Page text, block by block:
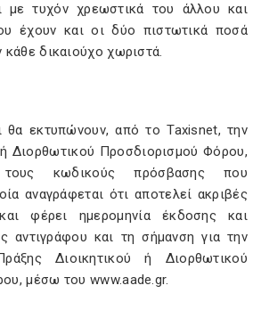
με τυχόν χρεωστικά του άλλου και
έχουν και οι δύο πιστωτικά ποσά
κάθε δικαιούχο χωριστά.
θα εκτυπώνουν, από το Taxisnet, την
Διορθωτικού Προσδιορισμού Φόρου,
τους κωδικούς πρόσβασης που
αναγράφεται ότι αποτελεί ακριβές
φέρει ημερομηνία έκδοσης και
αντιγράφου και τη σήμανση για την
Διοικητικού ή Διορθωτικού
μέσω του www.aade.gr.